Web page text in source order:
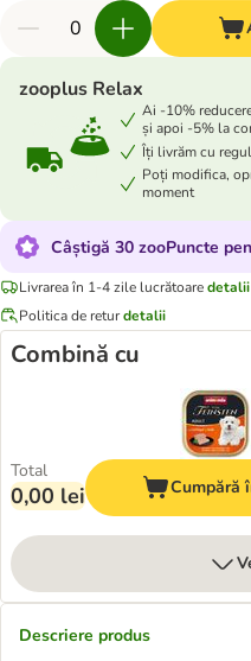
zooplus Relax
Ai -10%
și apoi -5% la
Îți livrăm cu
Poți modifica,
moment
Câștigă 30 zooPuncte
Livrarea în 1-4 zile lucrătoaredetalii
Politica de returdetalii
Combină cu
Total
0,00 lei Cumpără
Descriere produs